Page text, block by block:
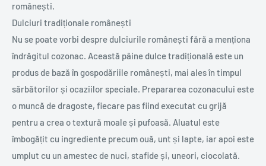
românești.
Dulciuri tradiționale românești
Nu se poate vorbi despre dulciurile românești fără a menționa
îndrăgitul cozonac. Această pâine dulce tradițională este un
produs de bază în gospodăriile românești, mai ales în timpul
sărbătorilor și ocaziilor speciale. Prepararea cozonacului este
o muncă de dragoste, fiecare pas fiind executat cu grijă
pentru a crea o textură moale și pufoasă. Aluatul este
îmbogățit cu ingrediente precum ouă, unt și lapte, iar apoi este
umplut cu un amestec de nuci, stafide și, uneori, ciocolată.